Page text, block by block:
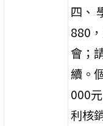
四、
880
會；
續。
000
利核